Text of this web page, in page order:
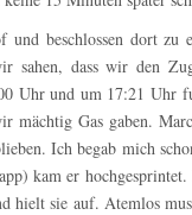
und beschlossen dort
sahen, dass wir den
Uhr und um 17:21 Uhr
mächtig Gas gaben.
Ich begab mich
kam er
hielt sie auf. Atemlos